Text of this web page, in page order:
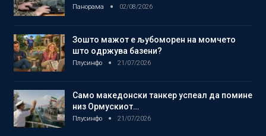
Панорама 02/08/2026
Зошто мажот е љубоморен на момчето
што одржува базени?
Плусинфо 21/07/2026
Само македонски танкер успеал да помине
низ Ормускиот…
Плусинфо 21/07/2026